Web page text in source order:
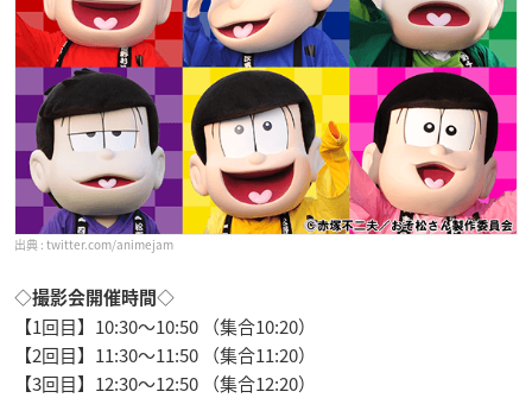
twitter.com/animejam
◇撮影会開催時間 ◇
【1回目】10:30～10:50 （集合10:20）
【2回目】11:30～11:50 （集合11:20）
【3回目】12:30～12:50 （集合12:20）